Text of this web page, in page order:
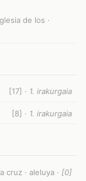
de los ·
[17] · 1. irakurgaia
[8] · 1. irakurgaia
cruz · aleluya · [0]